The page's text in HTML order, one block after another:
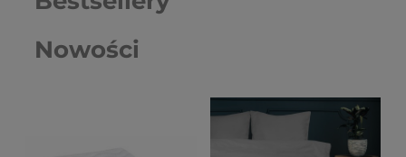
Nowości